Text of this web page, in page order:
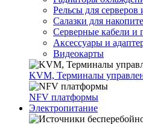
Рельсы для
Салазки для
Серверные кабели и
Аксессуары и
Видеокарты
KVM, Терминалы
NFV платформы
Электропитание